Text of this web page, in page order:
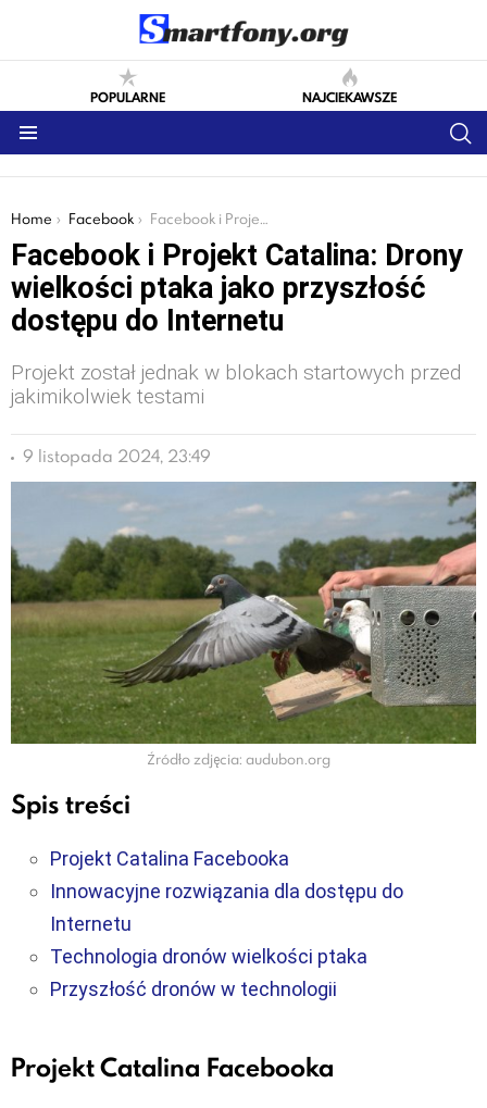
POPULARNE NAJCIEKAWSZE
You are here:
Home Facebook Facebook i Projekt Catalina: Drony wielkości ptaka jako przyszłość dostępu do Internetu
Facebook i Projekt Catalina: Drony
wielkości ptaka jako przyszłość
dostępu do Internetu
Projekt został jednak w blokach startowych przed
jakimikolwiek testami
9 listopada 2024, 23:49
Źródło zdjęcia: audubon.org
Spis treści
Projekt Catalina Facebooka
Innowacyjne rozwiązania dla dostępu do
Internetu
Technologia dronów wielkości ptaka
Przyszłość dronów w technologii
Projekt Catalina Facebooka